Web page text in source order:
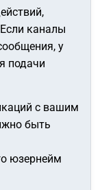
каналы
у
подачи
с вашим
быть
юзернейм